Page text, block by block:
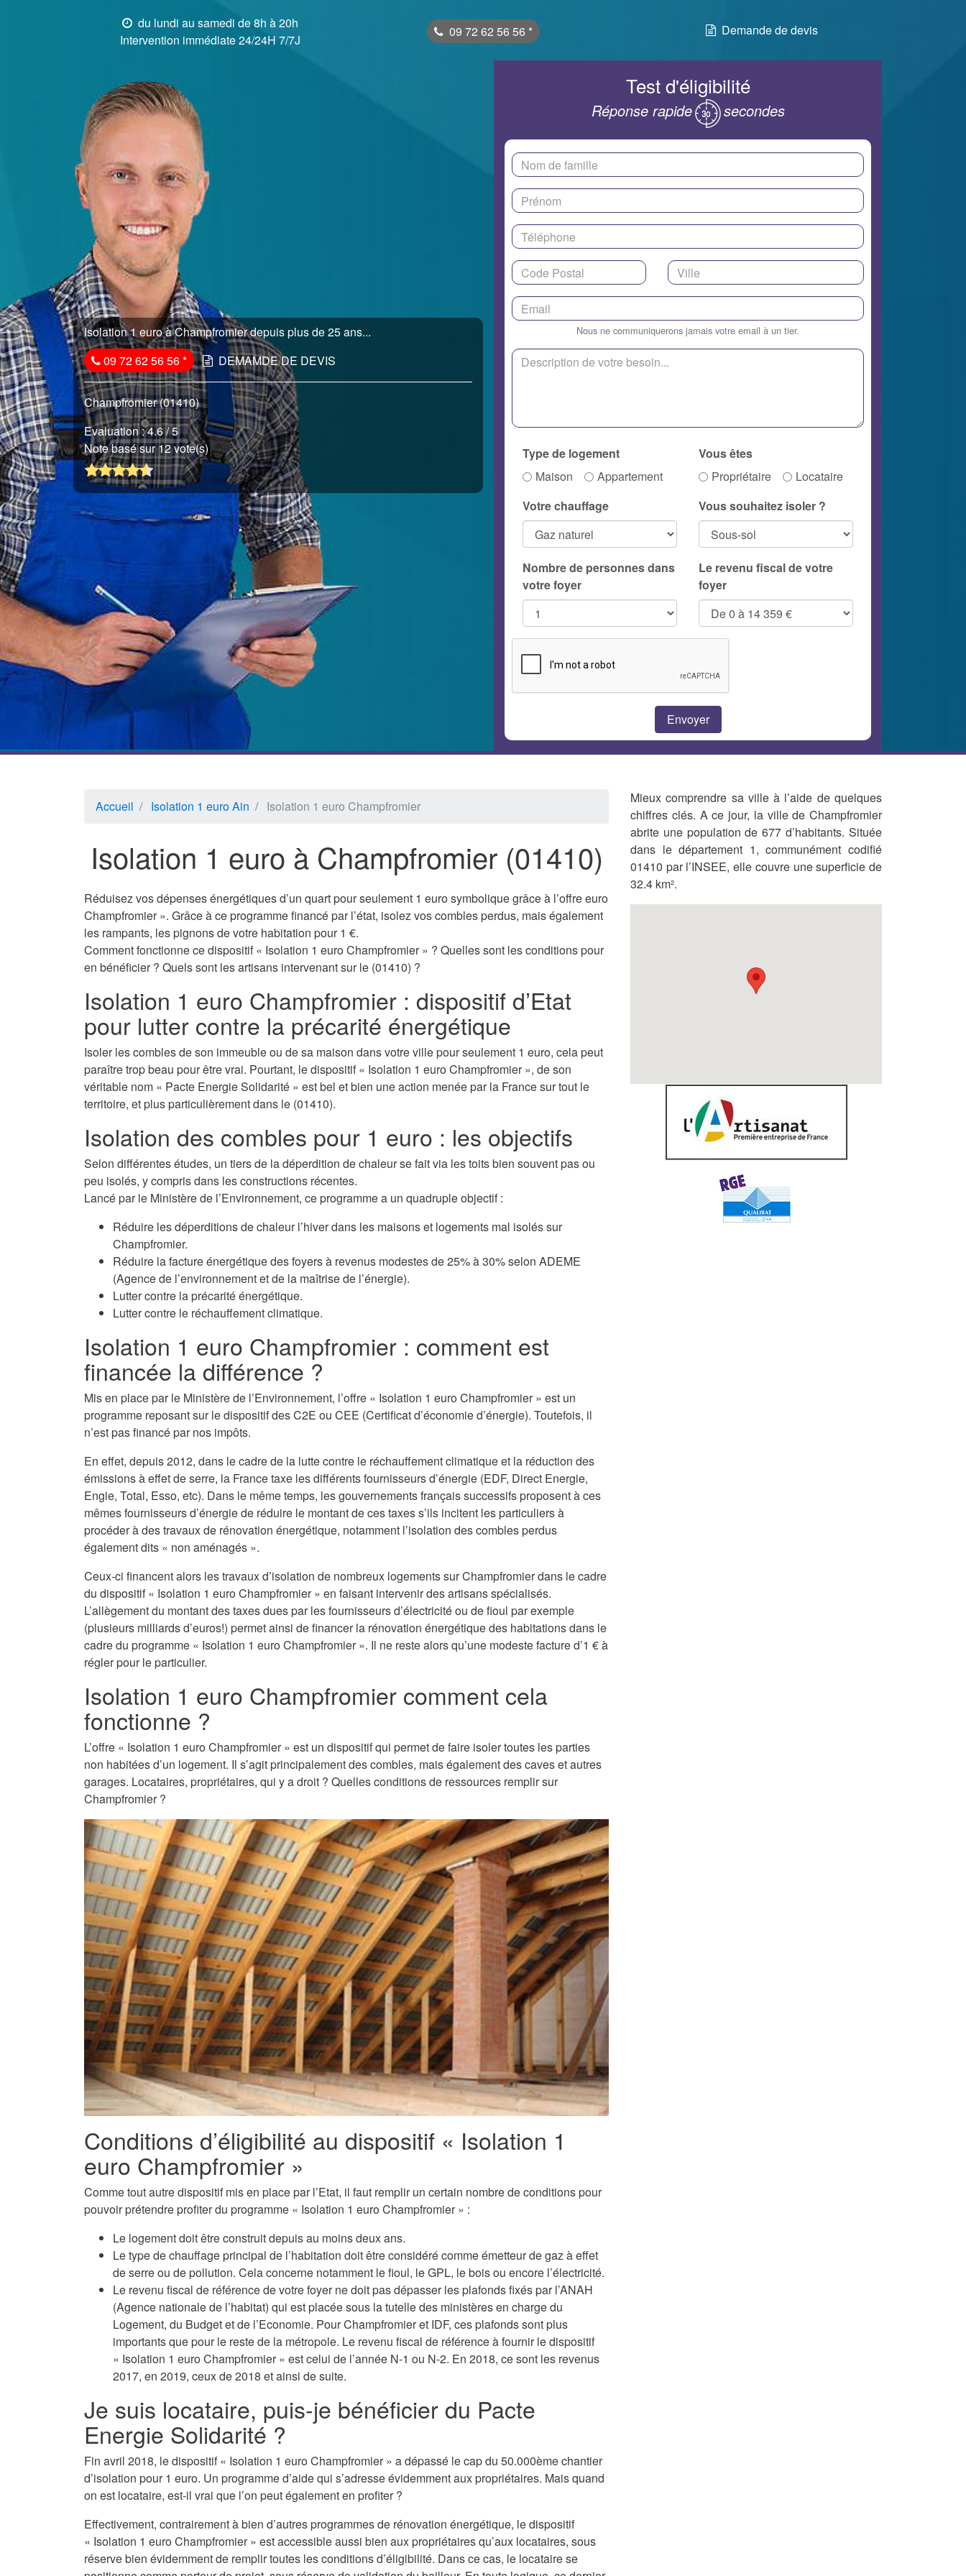
du lundi au samedi de 8h à 20h
Intervention immédiate 24/24H 7/7J
09 72 62 56 56 * Demande de devis
Isolation 1 euro à Champfromier depuis plus de 25 ans...
09 72 62 56 56* DEMAMDE DE DEVIS
Champfromier (01410)
Evaluation :4.6/ 5
Note basé sur 12 vote(s)
Test d'éligibilité
Réponse rapide secondes
Nous ne communiquerons jamais votre email à un tier.
Type de logement
Maison
Appartement
Vous êtes
Propriétaire
Locataire
Votre chauffage
Vous souhaitez isoler ?
Nombre de personnes dans
votre foyer
Le revenu fiscal de votre
foyer
Accueil Isolation 1 euro Ain Isolation 1 euro Champfromier
Isolation 1 euro à Champfromier (01410)
Réduisez vos dépenses énergétiques d’un quart pour seulement 1 euro symbolique grâce à l’offre euro
Champfromier ». Grâce à ce programme financé par l’état, isolez vos combles perdus, mais également
les rampants, les pignons de votre habitation pour 1 €.
Comment fonctionne ce dispositif « Isolation 1 euro Champfromier » ? Quelles sont les conditions pour
en bénéficier ? Quels sont les artisans intervenant sur le (01410) ?
Isolation 1 euro Champfromier : dispositif d’Etat
pour lutter contre la précarité énergétique
Isoler les combles de son immeuble ou de sa maison dans votre ville pour seulement 1 euro, cela peut
paraître trop beau pour être vrai. Pourtant, le dispositif « Isolation 1 euro Champfromier », de son
véritable nom « Pacte Energie Solidarité » est bel et bien une action menée par la France sur tout le
territoire, et plus particulièrement dans le (01410).
Isolation des combles pour 1 euro : les objectifs
Selon différentes études, un tiers de la déperdition de chaleur se fait via les toits bien souvent pas ou
peu isolés, y compris dans les constructions récentes.
Lancé par le Ministère de l’Environnement, ce programme a un quadruple objectif :
Réduire les déperditions de chaleur l’hiver dans les maisons et logements mal isolés sur
Champfromier.
Réduire la facture énergétique des foyers à revenus modestes de 25% à 30% selon ADEME
(Agence de l’environnement et de la maîtrise de l’énergie).
Lutter contre la précarité énergétique.
Lutter contre le réchauffement climatique.
Isolation 1 euro Champfromier : comment est
financée la différence ?
Mis en place par le Ministère de l’Environnement, l’offre « Isolation 1 euro Champfromier » est un
programme reposant sur le dispositif des C2E ou CEE (Certificat d’économie d’énergie). Toutefois, il
n’est pas financé par nos impôts.
En effet, depuis 2012, dans le cadre de la lutte contre le réchauffement climatique et la réduction des
émissions à effet de serre, la France taxe les différents fournisseurs d’énergie (EDF, Direct Energie,
Engie, Total, Esso, etc). Dans le même temps, les gouvernements français successifs proposent à ces
mêmes fournisseurs d’énergie de réduire le montant de ces taxes s’ils incitent les particuliers à
procéder à des travaux de rénovation énergétique, notamment l’isolation des combles perdus
également dits « non aménagés ».
Ceux-ci financent alors les travaux d’isolation de nombreux logements sur Champfromier dans le cadre
du dispositif « Isolation 1 euro Champfromier » en faisant intervenir des artisans spécialisés.
L’allègement du montant des taxes dues par les fournisseurs d’électricité ou de fioul par exemple
(plusieurs milliards d’euros!) permet ainsi de financer la rénovation énergétique des habitations dans le
cadre du programme « Isolation 1 euro Champfromier ». Il ne reste alors qu’une modeste facture d’1 € à
régler pour le particulier.
Isolation 1 euro Champfromier comment cela
fonctionne ?
L’offre « Isolation 1 euro Champfromier » est un dispositif qui permet de faire isoler toutes les parties
non habitées d’un logement. Il s’agit principalement des combles, mais également des caves et autres
garages. Locataires, propriétaires, qui y a droit ? Quelles conditions de ressources remplir sur
Champfromier ?
Conditions d’éligibilité au dispositif « Isolation 1
euro Champfromier »
Comme tout autre dispositif mis en place par l’Etat, il faut remplir un certain nombre de conditions pour
pouvoir prétendre profiter du programme « Isolation 1 euro Champfromier » :
Le logement doit être construit depuis au moins deux ans.
Le type de chauffage principal de l’habitation doit être considéré comme émetteur de gaz à effet
de serre ou de pollution. Cela concerne notamment le fioul, le GPL, le bois ou encore l’électricité.
Le revenu fiscal de référence de votre foyer ne doit pas dépasser les plafonds fixés par l’ANAH
(Agence nationale de l’habitat) qui est placée sous la tutelle des ministères en charge du
Logement, du Budget et de l’Economie. Pour Champfromier et IDF, ces plafonds sont plus
importants que pour le reste de la métropole. Le revenu fiscal de référence à fournir le dispositif
« Isolation 1 euro Champfromier » est celui de l’année N-1 ou N-2. En 2018, ce sont les revenus
2017, en 2019, ceux de 2018 et ainsi de suite.
Je suis locataire, puis-je bénéficier du Pacte
Energie Solidarité ?
Fin avril 2018, le dispositif « Isolation 1 euro Champfromier » a dépassé le cap du 50.000ème chantier
d’isolation pour 1 euro. Un programme d’aide qui s’adresse évidemment aux propriétaires. Mais quand
on est locataire, est-il vrai que l’on peut également en profiter ?
Effectivement, contrairement à bien d’autres programmes de rénovation énergétique, le dispositif
« Isolation 1 euro Champfromier » est accessible aussi bien aux propriétaires qu’aux locataires, sous
réserve bien évidemment de remplir toutes les conditions d’éligibilité. Dans ce cas, le locataire se
Mieux comprendre sa ville à l’aide de quelques
chiffres clés. A ce jour, la ville de Champfromier
abrite une population de 677 d’habitants. Située
dans le département 1, communément codifié
01410 par l’INSEE, elle couvre une superficie de
32.4 km².